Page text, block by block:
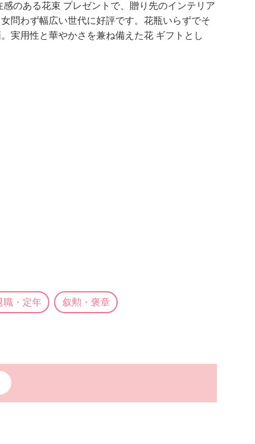
のある花束 プレゼントで、贈り先のインテリア
問わず幅広い世代に好評です。花瓶いらずでそ
実用性と華やかさを兼ね備えた花 ギフトとし
職・定年 叙勲・褒章